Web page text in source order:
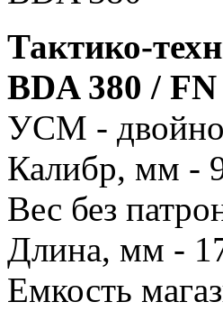
Тактико-
BDA 380 /
УСМ -
Калибр, мм -
Вес без
Длина, мм -
Емкость